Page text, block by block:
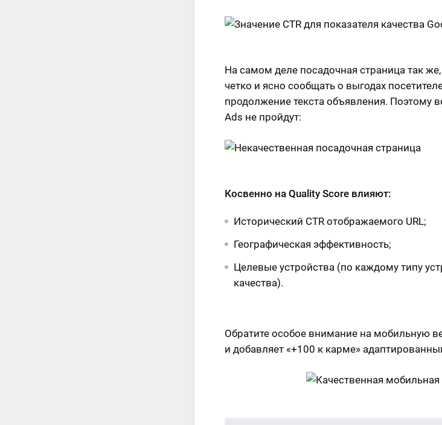
На самом деле посадочная страница так
четко и ясно сообщать о выгодах
продолжение текста объявления. Поэтому
Ads не пройдут:
Косвенно на Quality Score влияют:
Исторический CTR отображаемого URL;
Географическая эффективность;
Целевые устройства (по каждому типу
качества).
Обратите особое внимание на мобильную
и добавляет «+100 к карме»